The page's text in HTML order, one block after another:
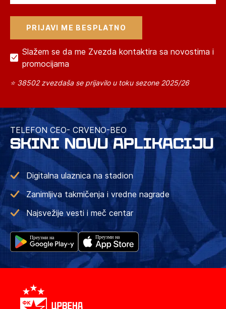
Slažem se da me Zvezda kontaktira sa novostima i
promocijama
⭐ 38502 zvezdaša se prijavilo u toku sezone 2025/26
TELEFON CEO- CRVENO-BEO
SKINI NOVU APLIKACIJU
Digitalna ulaznica na stadion
Zanimljiva takmičenja i vredne nagrade
Najsvežije vesti i meč centar